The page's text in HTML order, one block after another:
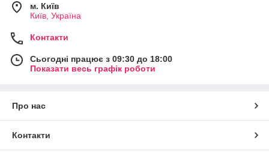
м. Київ
Київ, Україна
Контакти
Сьогодні працює з 09:30 до 18:00
Показати весь графік роботи
Про нас
Контакти